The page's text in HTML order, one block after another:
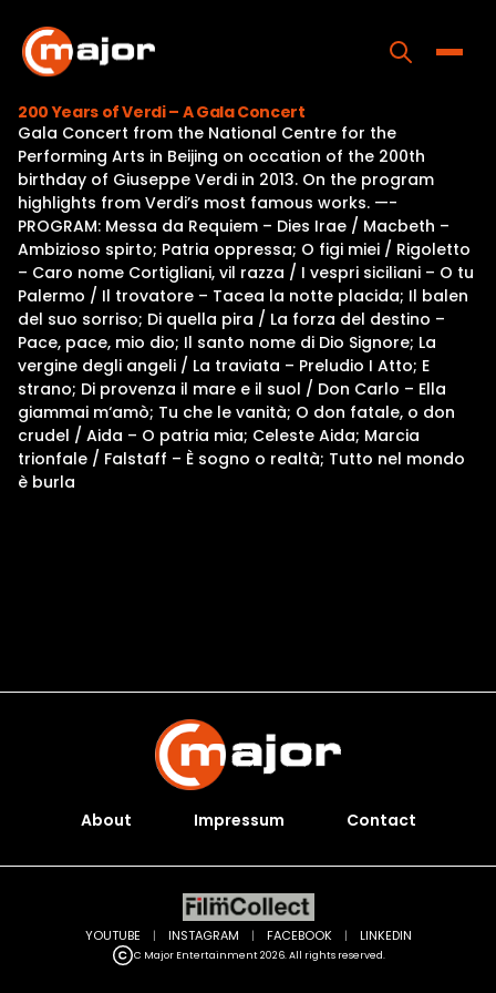
content
Home
Programs
Releases
About
Contact Us
200 Years of Verdi – A Gala Concert
Gala Concert from the National Centre for the
Performing Arts in Beijing on occation of the 200th
birthday of Giuseppe Verdi in 2013. On the program
highlights from Verdi’s most famous works. —-
PROGRAM: Messa da Requiem – Dies Irae / Macbeth –
Ambizioso spirto; Patria oppressa; O figi miei / Rigoletto
– Caro nome Cortigliani, vil razza / I vespri siciliani – O tu
Palermo / Il trovatore – Tacea la notte placida; Il balen
del suo sorriso; Di quella pira / La forza del destino –
Pace, pace, mio dio; Il santo nome di Dio Signore; La
vergine degli angeli / La traviata – Preludio I Atto; E
strano; Di provenza il mare e il suol / Don Carlo – Ella
giammai m‘amò; Tu che le vanità; O don fatale, o don
crudel / Aida – O patria mia; Celeste Aida; Marcia
trionfale / Falstaff – È sogno o realtà; Tutto nel mondo
è burla
About Impressum Contact
C Major Entertainment 2026. All rights reserved.
YOUTUBE | INSTAGRAM | FACEBOOK | LINKEDIN